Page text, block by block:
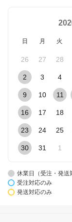
日 月 火
26 27 28
2 3 4
9 10 11
16 17 18
23 24 25
30 31 1
休業日（受注・発送
受注対応のみ
発送対応のみ